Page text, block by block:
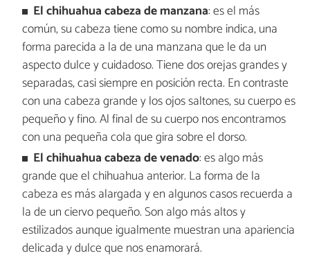
El chihuahua cabeza de manzana: es el más
común, su cabeza tiene como su nombre indica, una
forma parecida a la de una manzana que le da un
aspecto dulce y cuidadoso. Tiene dos orejas grandes y
separadas, casi siempre en posición recta. En contraste
con una cabeza grande y los ojos saltones, su cuerpo es
pequeño y fino. Al final de su cuerpo nos encontramos
con una pequeña cola que gira sobre el dorso.
El chihuahua cabeza de venado: es algo más
grande que el chihuahua anterior. La forma de la
cabeza es más alargada y en algunos casos recuerda a
la de un ciervo pequeño. Son algo más altos y
estilizados aunque igualmente muestran una apariencia
delicada y dulce que nos enamorará.